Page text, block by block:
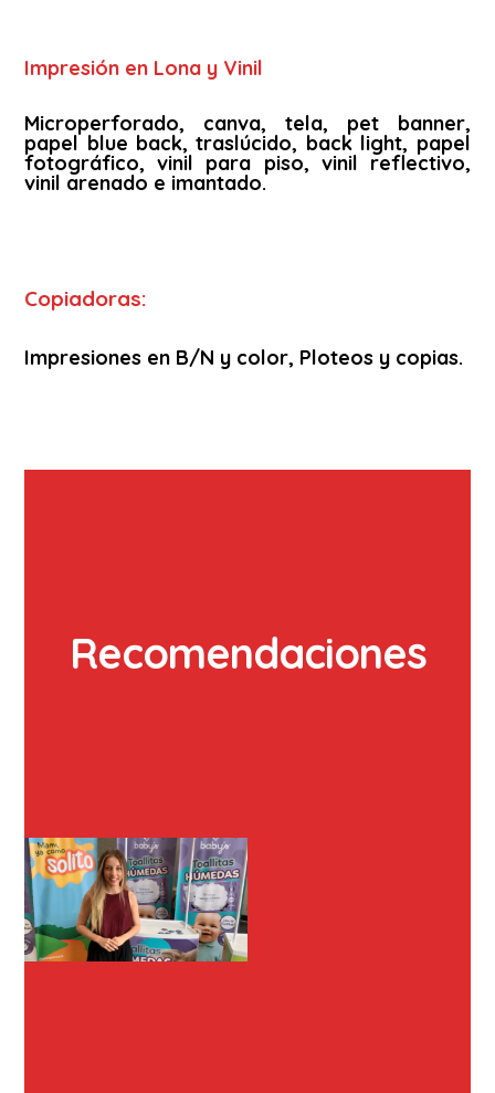
Impresión en Lona y Vinil
Microperforado, canva, tela, pet banner,
papel blue back, traslúcido, back light, papel
fotográfico, vinil para piso, vinil reflectivo,
vinil arenado e imantado.
Copiadoras:
Impresiones en B/N y color, Ploteos y copias.
Recomendaciones